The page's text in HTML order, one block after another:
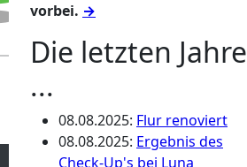
vorbei. →
Die letzten Jahre
...
08.08.2025: Flur renoviert
08.08.2025: Ergebnis des
Check-Up's bei Luna